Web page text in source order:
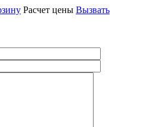
Расчет цены Вызвать